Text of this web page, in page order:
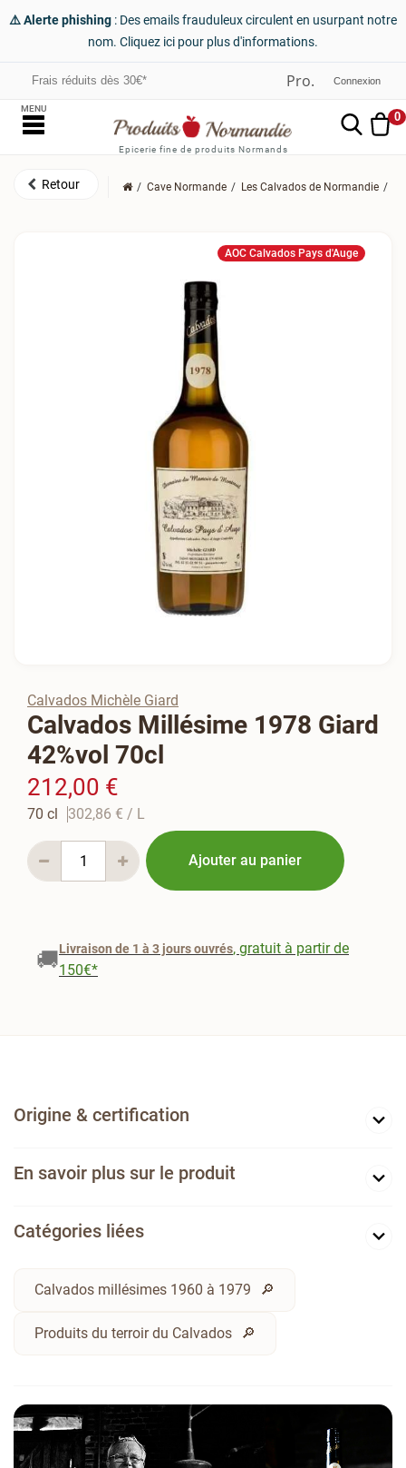
⚠️ Alerte phishing : Des emails frauduleux circulent en usurpant notre
nom. Cliquez ici pour plus d'informations.
Frais réduits dès 30€* Connexion
Epicerie fine de produits Normands
0
MENU
Cave Normande Les Calvados de Normandie
AOC Calvados Pays d'Auge
Calvados Michèle Giard
Calvados Millésime 1978 Giard
42%vol 70cl
212,00 €
70 cl 302,86 € / L
Ajouter au panier
🚚Livraison de 1 à 3 jours ouvrés, gratuit à partir de
150€*
Origine & certification
En savoir plus sur le produit
Catégories liées
Calvados millésimes 1960 à 1979
Produits du terroir du Calvados